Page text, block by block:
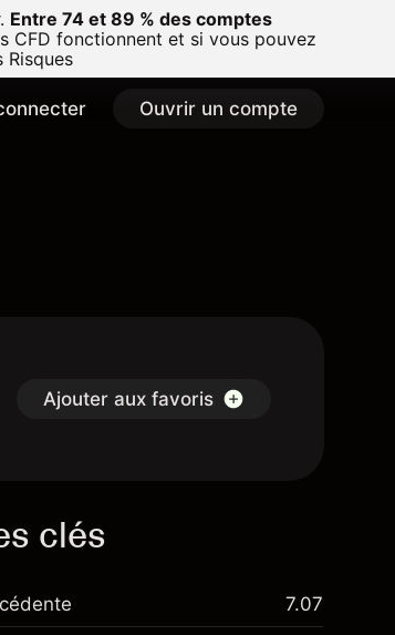
Entre 74 et 89 % des comptes
CFD fonctionnent et si vous pouvez
Risques
Ouvrir un compte
Ajouter aux favoris
clés
7.07